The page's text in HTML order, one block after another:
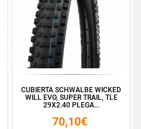
CUBIERTA SCHWALBE WICKED
WILL EVO, SUPER TRAIL, TLE
29X2.40 PLEGA...
70,10€